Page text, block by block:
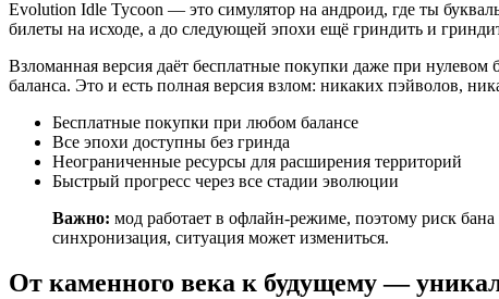
Evolution Idle Tycoon — это симулятор на андроид, где ты
билеты на исходе, а до следующей эпохи ещё гриндить и
Взломанная версия даёт бесплатные покупки даже при
баланса. Это и есть полная версия взлом: никаких пэйволов,
Бесплатные покупки при любом балансе
Все эпохи доступны без гринда
Неограниченные ресурсы для расширения территорий
Быстрый прогресс через все стадии эволюции
Важно: мод работает в офлайн-режиме, поэтому риск
синхронизация, ситуация может измениться.
От каменного века к будущему —